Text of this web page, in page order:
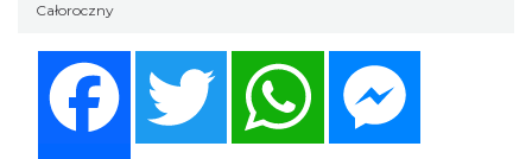
Całoroczny
Twitter WhatsApp